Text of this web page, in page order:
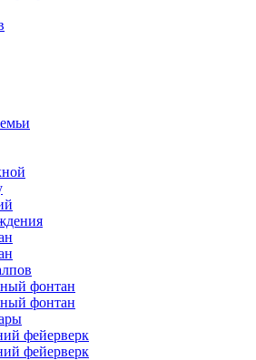
фонтан
фонтан
фейерверк
фейерверк